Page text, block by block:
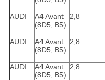
AUDI
A4 Avant
(8D5, B5)
2,8
AUDI
A4 Avant
(8D5, B5)
2,8
AUDI
A4 Avant
(8D5, B5)
2,8